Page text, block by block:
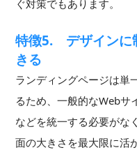
ぐ対策でもあります。
特徴5. デザインに
きる
ランディングページは単
るため、一般的なWebサ
などを統一する必要がな
面の大きさを最大限に活